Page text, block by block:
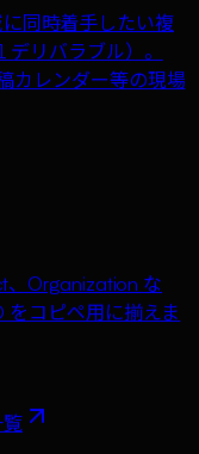
同時着手したい複
リバラブル）。
カレンダー等の現場
、Organization な
をコピペ用に揃えま